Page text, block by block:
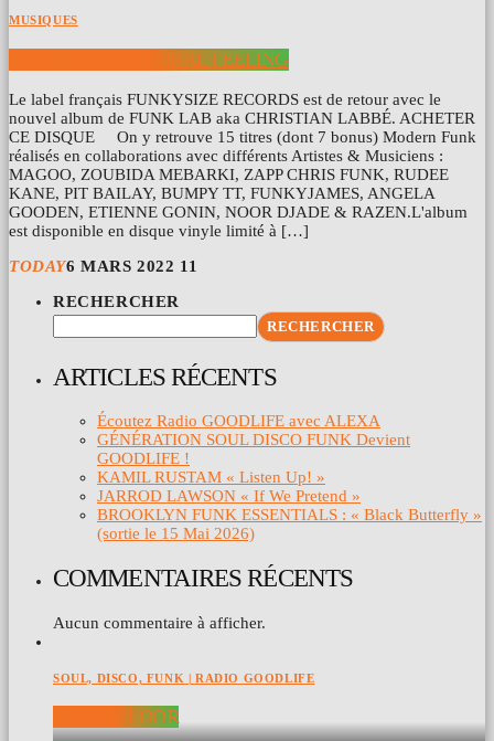
MUSIQUES
FUNK LAB – NATURAL FEELING
Le label français FUNKYSIZE RECORDS est de retour avec le
nouvel album de FUNK LAB aka CHRISTIAN LABBÉ. ACHETER
CE DISQUE On y retrouve 15 titres (dont 7 bonus) Modern Funk
réalisés en collaborations avec différents Artistes & Musiciens :
MAGOO, ZOUBIDA MEBARKI, ZAPP CHRIS FUNK, RUDEE
KANE, PIT BAILAY, BUMPY TT, FUNKYJAMES, ANGELA
GOODEN, ETIENNE GONIN, NOOR DJADE & RAZEN.L'album
est disponible en disque vinyle limité à […]
TODAY6 MARS 2022 11
RECHERCHER
RECHERCHER
ARTICLES RÉCENTS
Écoutez Radio GOODLIFE avec ALEXA
GÉNÉRATION SOUL DISCO FUNK Devient
GOODLIFE !
KAMIL RUSTAM « Listen Up! »
JARROD LAWSON « If We Pretend »
BROOKLYN FUNK ESSENTIALS : « Black Butterfly »
(sortie le 15 Mai 2026)
COMMENTAIRES RÉCENTS
Aucun commentaire à afficher.
SOUL, DISCO, FUNK | RADIO GOODLIFE
DANCEFLOOR